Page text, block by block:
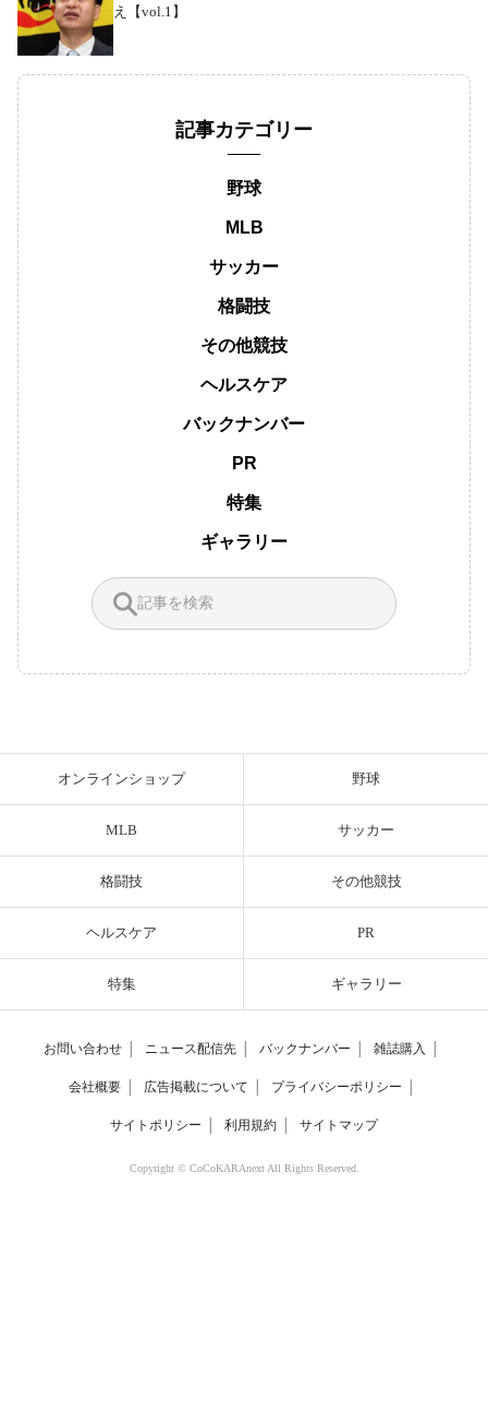
え【vol.1】
記事カテゴリー
野球
MLB
サッカー
格闘技
その他競技
ヘルスケア
バックナンバー
PR
特集
ギャラリー
オンラインショップ 野球
MLB サッカー
格闘技 その他競技
ヘルスケア PR
特集 ギャラリー
お問い合わせ ニュース配信先 バックナンバー 雑誌購入
会社概要 広告掲載について プライバシーポリシー
サイトポリシー 利用規約 サイトマップ
Copyright © CoCoKARAnext All Rights Reserved.